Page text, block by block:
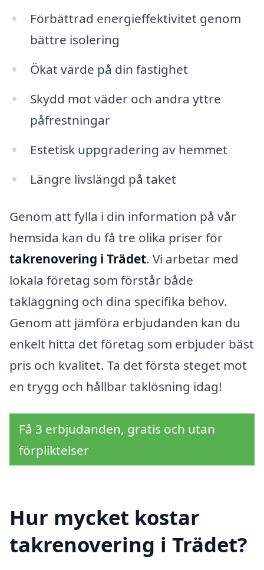
Förbättrad energieffektivitet genom
bättre isolering
Ökat värde på din fastighet
Skydd mot väder och andra yttre
påfrestningar
Estetisk uppgradering av hemmet
Längre livslängd på taket
Genom att fylla i din information på vår
hemsida kan du få tre olika priser för
takrenovering i Trädet. Vi arbetar med
lokala företag som förstår både
takläggning och dina specifika behov.
Genom att jämföra erbjudanden kan du
enkelt hitta det företag som erbjuder bäst
pris och kvalitet. Ta det första steget mot
en trygg och hållbar taklösning idag!
Få 3 erbjudanden, gratis och utan
förpliktelser
Hur mycket kostar
takrenovering i Trädet?